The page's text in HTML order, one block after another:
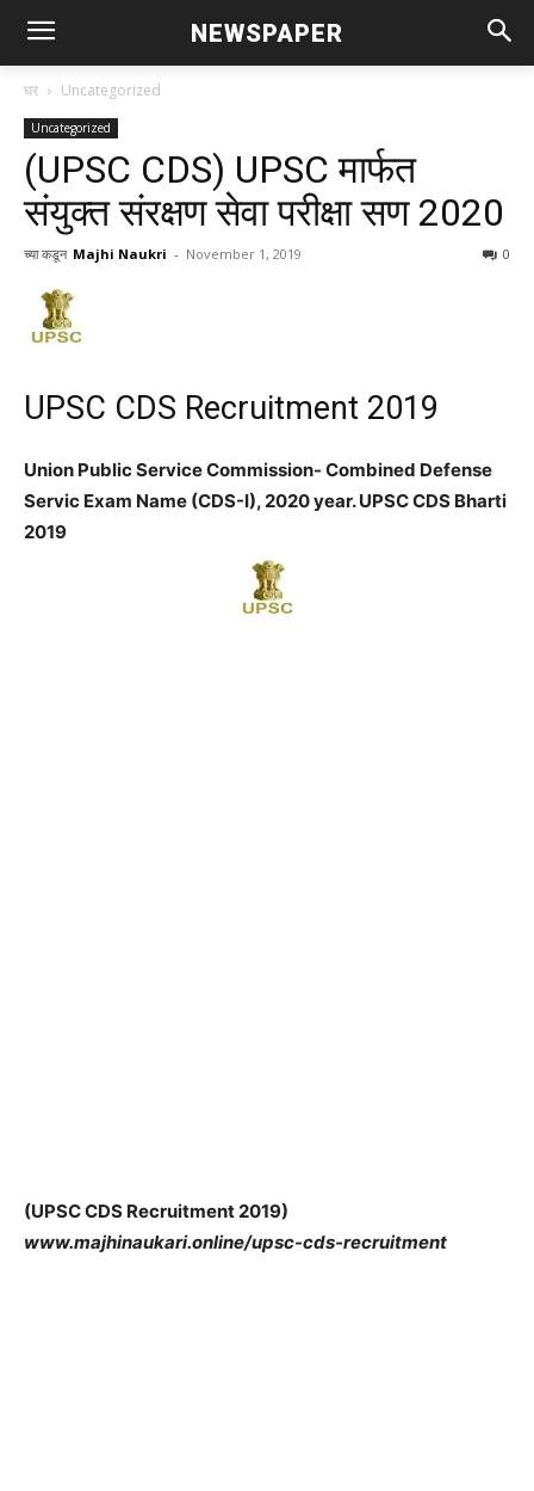
NEWSPAPER
घर Uncategorized
Uncategorized
(UPSC CDS) UPSC मार्फत
संयुक्त संरक्षण सेवा परीक्षा सण 2020
च्या कडून Majhi Naukri - November 1, 2019 0
UPSC CDS Recruitment 2019
Union Public Service Commission- Combined Defense
Servic Exam Name (CDS-I), 2020 year. UPSC CDS Bharti
2019
(UPSC CDS Recruitment 2019)
www.majhinaukari.online/upsc-cds-recruitment